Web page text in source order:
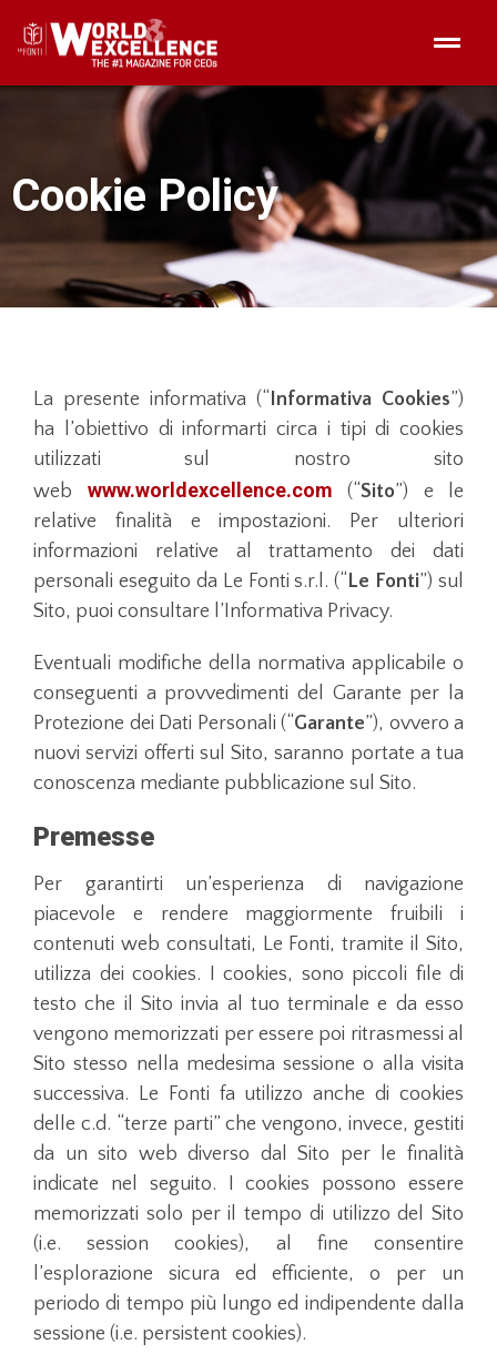
Cookie Policy
La presente informativa (“Informativa Cookies”)
ha l’obiettivo di informarti circa i tipi di cookies
utilizzati sul nostro sito
web www.worldexcellence.com (“Sito”) e le
relative finalità e impostazioni. Per ulteriori
informazioni relative al trattamento dei dati
personali eseguito da Le Fonti s.r.l. (“Le Fonti”) sul
Sito, puoi consultare l’Informativa Privacy.
Eventuali modifiche della normativa applicabile o
conseguenti a provvedimenti del Garante per la
Protezione dei Dati Personali (“Garante”), ovvero a
nuovi servizi offerti sul Sito, saranno portate a tua
conoscenza mediante pubblicazione sul Sito.
Premesse
Per garantirti un’esperienza di navigazione
piacevole e rendere maggiormente fruibili i
contenuti web consultati, Le Fonti, tramite il Sito,
utilizza dei cookies. I cookies, sono piccoli file di
testo che il Sito invia al tuo terminale e da esso
vengono memorizzati per essere poi ritrasmessi al
Sito stesso nella medesima sessione o alla visita
successiva. Le Fonti fa utilizzo anche di cookies
delle c.d. “terze parti” che vengono, invece, gestiti
da un sito web diverso dal Sito per le finalità
indicate nel seguito. I cookies possono essere
memorizzati solo per il tempo di utilizzo del Sito
(i.e. session cookies), al fine consentire
l’esplorazione sicura ed efficiente, o per un
periodo di tempo più lungo ed indipendente dalla
sessione (i.e. persistent cookies).